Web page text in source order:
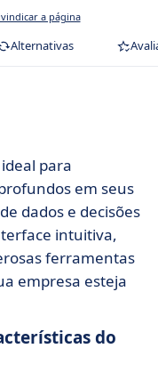
a página
Alternativas
para
em seus
dados e decisões
intuitiva,
ferramentas
empresa esteja
do